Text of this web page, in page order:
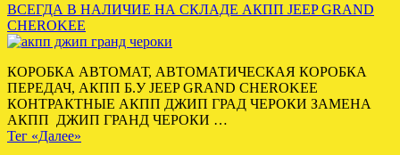
ВСЕГДА В НАЛИЧИЕ НА СКЛАДЕ АКПП JEEP GRAND
CHEROKEE
КОРОБКА АВТОМАТ, АВТОМАТИЧЕСКАЯ КОРОБКА
ПЕРЕДАЧ, АКПП Б.У JEEP GRAND CHEROKEE
КОНТРАКТНЫЕ АКПП ДЖИП ГРАД ЧЕРОКИ ЗАМЕНА
АКПП ДЖИП ГРАНД ЧЕРОКИ …
Тег «Далее»